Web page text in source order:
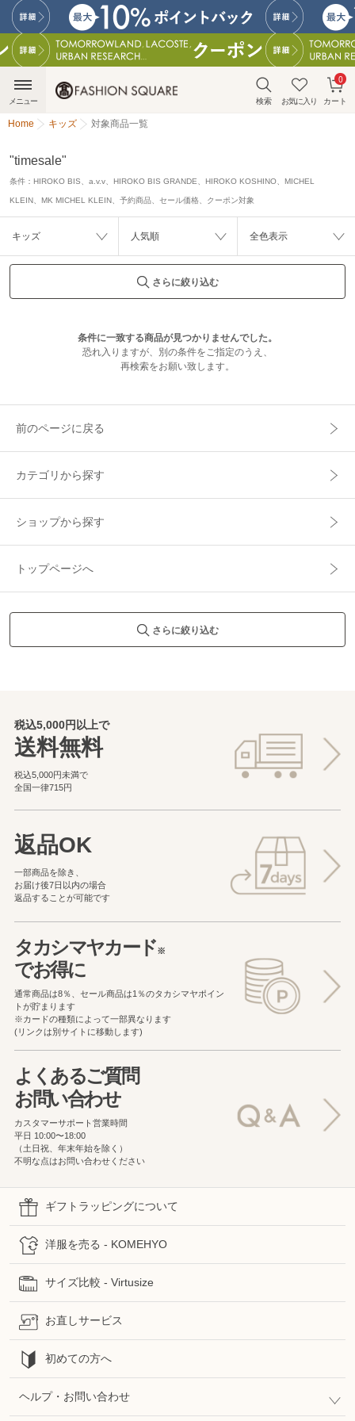
検索 お気に入り カート
0
メニュー
Home キッズ 対象商品一覧
"timesale"
条件： HIROKO BIS、a.v.v、HIROKO BIS GRANDE、HIROKO KOSHINO、MICHEL
KLEIN、MK MICHEL KLEIN、予約商品、セール価格、クーポン対象
キッズ 人気順 全色表示
さらに絞り込む
条件に一致する商品が見つかりませんでした。
恐れ入りますが、別の条件をご指定のうえ、
再検索をお願い致します。
前のページに戻る
カテゴリから探す
ショップから探す
トップページへ
さらに絞り込む
税込5,000円以上で
送料無料
税込5,000円未満で
全国一律715円
返品OK
一部商品を除き、
お届け後7日以内の場合
返品することが可能です
タカシマヤカード※
でお得に
通常商品は8％、セール商品は1％のタカシマヤポイン
トが貯まります
※カードの種類によって一部異なります
(リンクは別サイトに移動します)
よくあるご質問
お問い合わせ
カスタマーサポート営業時間
平日 10:00〜18:00
（土日祝、年末年始を除く）
不明な点はお問い合わせください
ギフトラッピングについて
洋服を売る - KOMEHYO
サイズ比較 - Virtusize
お直しサービス
初めての方へ
ヘルプ・お問い合わせ